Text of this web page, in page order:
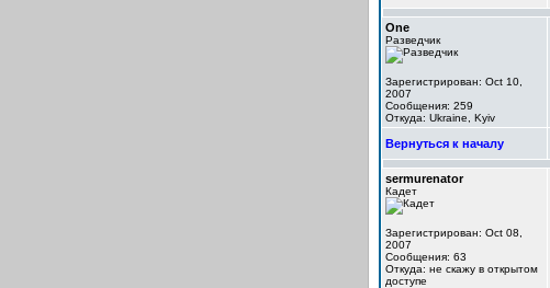
One
Разведчик
Зарегистрирован: Oct 10,
2007
Сообщения: 259
Откуда: Ukraine, Kyiv
Вернуться к началу
sermurenator
Кадет
Зарегистрирован: Oct 08,
2007
Сообщения: 63
Откуда: не скажу в открытом
доступе